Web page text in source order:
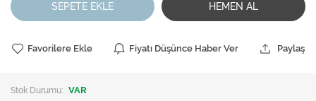
SEPETE EKLE HEMEN AL
Favorilere Ekle Fiyatı Düşünce Haber Ver Paylaş
Stok Durumu: VAR